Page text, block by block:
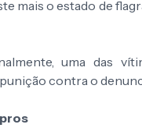
mais o estado de
uma das
contra o